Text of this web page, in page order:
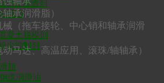
快速渗透剂
械油
凝土脱模剂
尘抑制剂
脂
缆润滑油
承润滑脂）
（拖车接轮、中心销和轴承润滑
马达、高温应用、滚珠/轴轴承）